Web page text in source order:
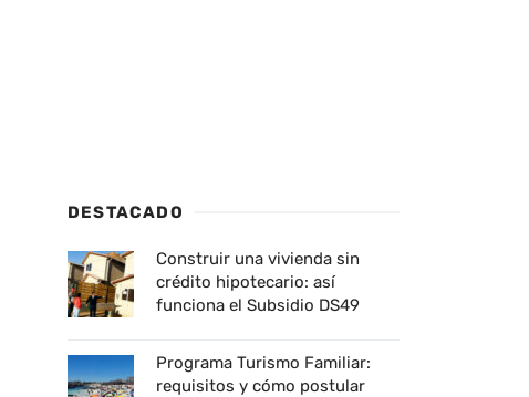
DESTACADO
Construir una vivienda sin
crédito hipotecario: así
funciona el Subsidio DS49
Programa Turismo Familiar:
requisitos y cómo postular